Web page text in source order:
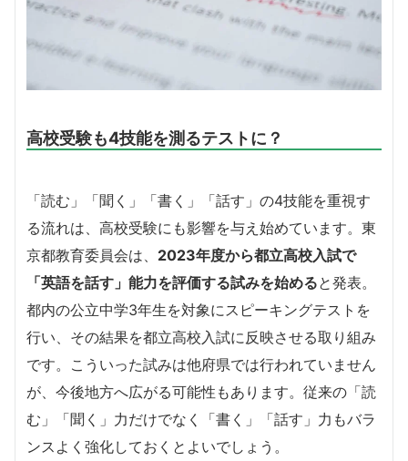
高校受験も4技能を測るテストに？
「読む」「聞く」「書く」「話す」の4技能を重視す
る流れは、高校受験にも影響を与え始めています。東
京都教育委員会は、 2023年度から都立高校入試で
「英語を話す」能力を評価する試みを始めると発表。
都内の公立中学3年生を対象にスピーキングテストを
行い、その結果を都立高校入試に反映させる取り組み
です。 こういった試みは他府県では行われていません
が、今後地方へ広がる可能性もあります。従来の「読
む」「聞く」力だけでなく「書く」「話す」力もバラ
ンスよく強化しておくとよいでしょう。